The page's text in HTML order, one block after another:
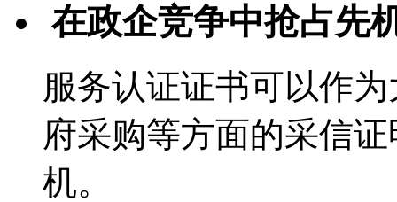
在政企竞争中抢占先
服务认证证书可以作
府采购等方面的采信
机。